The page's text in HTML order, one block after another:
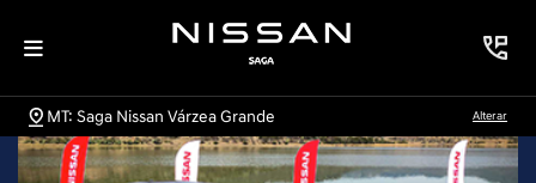
MT: Saga Nissan Várzea Grande Alterar